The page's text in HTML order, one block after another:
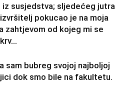
iz susjedstva; sljedećeg jutra
pokucao je na moja
zahtjevom od kojeg mi se
sam bubreg svojoj najboljoj
dok smo bile na fakultetu.